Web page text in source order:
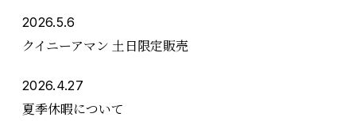
2026.5.6
クイニーアマン 土日限定販売
2026.4.27
夏季休暇について